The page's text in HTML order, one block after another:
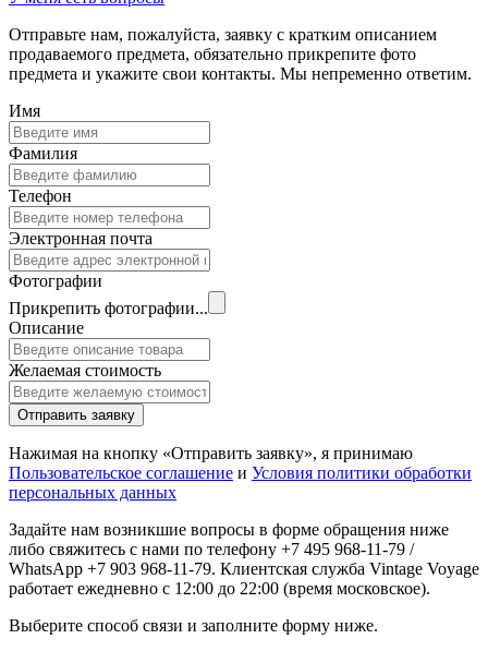
Отправьте нам, пожалуйста, заявку с кратким описанием
продаваемого предмета, обязательно прикрепите фото
предмета и укажите свои контакты. Мы непременно ответим.
Имя
Фамилия
Телефон
Электронная почта
Фотографии
Прикрепить фотографии...
Описание
Желаемая стоимость
Отправить заявку
Нажимая на кнопку «Отправить заявку», я принимаю
Пользовательское соглашение и Условия политики обработки
персональных данных
Задайте нам возникшие вопросы в форме обращения ниже
либо свяжитесь с нами по телефону +7 495 968-11-79 /
WhatsApp +7 903 968-11-79. Клиентская служба Vintage Voyage
работает ежедневно с 12:00 до 22:00 (время московское).
Выберите способ связи и заполните форму ниже.